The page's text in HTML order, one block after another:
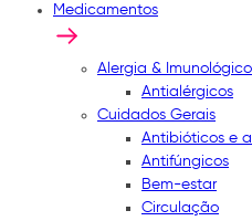
Medicamentos
Alergia & Imunológico
Antialérgicos
Cuidados Gerais
Antibióticos e
Antifúngicos
Bem-estar
Circulação